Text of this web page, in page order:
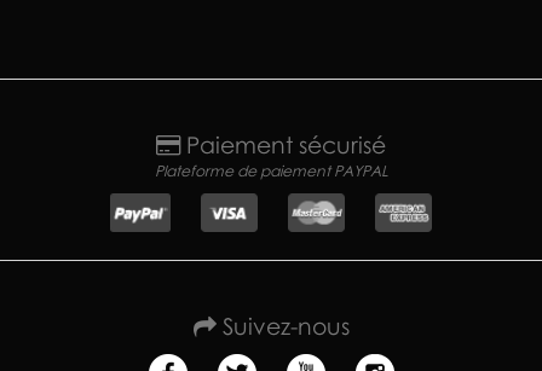
Paiement sécurisé
Plateforme de paiement PAYPAL
Suivez-nous